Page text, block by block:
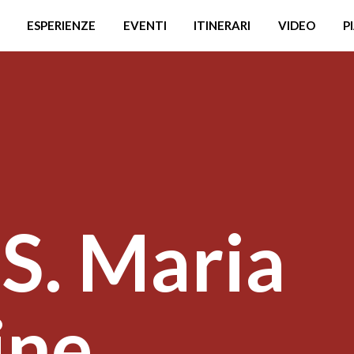
ESPERIENZE EVENTI ITINERARI VIDEO
Maria